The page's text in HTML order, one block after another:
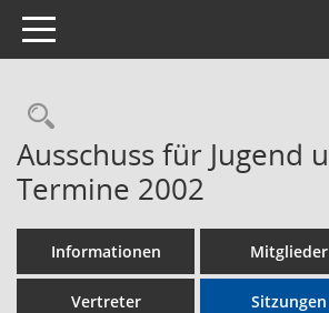
Toggle navigation
Rechercheauswahl
Ausschuss für Jugend
Termine 2002
Informationen Mitglieder
Vertreter Sitzungen